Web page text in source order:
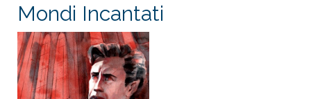
Mondi Incantati